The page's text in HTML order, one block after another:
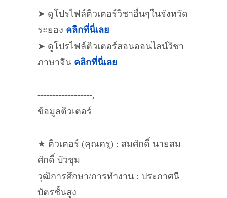
➤ ดูโปรไฟล์ติวเตอร์วิชาอื่นๆในจังหวัด
ระยอง คลิกที่นี่เลย
➤ ดูโปรไฟล์ติวเตอร์สอนออนไลน์วิชา
ภาษาจีน คลิกที่นี่เลย
------------------,
ข้อมูลติวเตอร์
★ ติวเตอร์ (คุณครู) : สมศักดิ์ นายสม
ศักดิ์ บัวชุม
วุฒิการศึกษา/การทำงาน : ประกาศนี
บัตรชั้นสูง